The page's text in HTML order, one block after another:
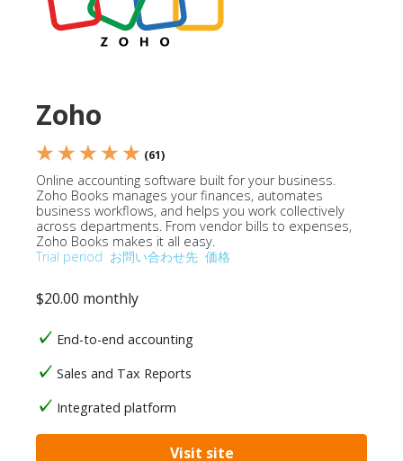
Zoho
★ ★ ★ ★ ★ (61)
Online accounting software built for your business.
Zoho Books manages your finances, automates
business workflows, and helps you work collectively
across departments. From vendor bills to expenses,
Zoho Books makes it all easy.
Trial period お問い合わせ先 価格
$20.00 monthly
End-to-end accounting
Sales and Tax Reports
Integrated platform
Visit site